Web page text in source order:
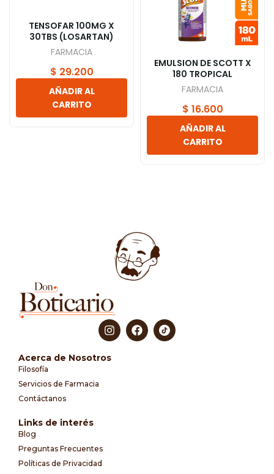
TENSOFAR 100MG X
30TBS (LOSARTAN)
FARMACIA
$ 29.200
AÑADIR AL
CARRITO
EMULSION DE SCOTT X
180 TROPICAL
FARMACIA
$ 16.600
AÑADIR AL
CARRITO
Acerca de Nosotros
Filosofía
Servicios de Farmacia
Contáctanos
Links de interés
Blog
Preguntas Frecuentes
Políticas de Privacidad